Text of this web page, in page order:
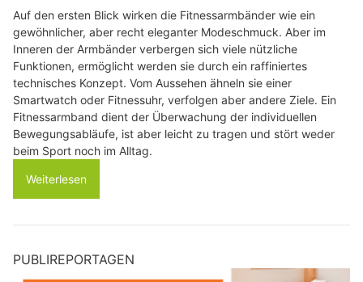
Auf den ersten Blick wirken die Fitnessarmbänder wie ein
gewöhnlicher, aber recht eleganter Modeschmuck. Aber im
Inneren der Armbänder verbergen sich viele nützliche
Funktionen, ermöglicht werden sie durch ein raffiniertes
technisches Konzept. Vom Aussehen ähneln sie einer
Smartwatch oder Fitnessuhr, verfolgen aber andere Ziele. Ein
Fitnessarmband dient der Überwachung der individuellen
Bewegungsabläufe, ist aber leicht zu tragen und stört weder
beim Sport noch im Alltag.
Weiterlesen
PUBLIREPORTAGEN